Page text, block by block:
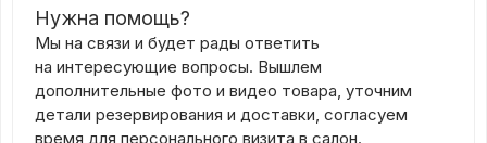
Нужна помощь?
Мы на связи и будет рады ответить
на интересующие вопросы. Вышлем
дополнительные фото и видео товара, уточним
детали резервирования и доставки, согласуем
время для персонального визита в салон.